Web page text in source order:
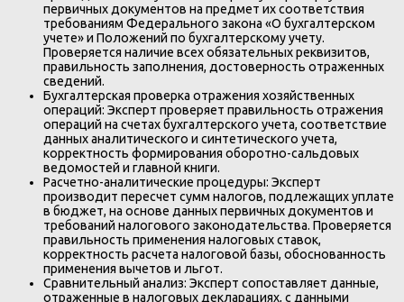
первичных документов на предмет их соответствия
требованиям Федерального закона «О бухгалтерском
учете» и Положений по бухгалтерскому учету.
Проверяется наличие всех обязательных реквизитов,
правильность заполнения, достоверность отраженных
сведений.
Бухгалтерская проверка отражения хозяйственных
операций: Эксперт проверяет правильность отражения
операций на счетах бухгалтерского учета, соответствие
данных аналитического и синтетического учета,
корректность формирования оборотно-сальдовых
ведомостей и главной книги.
Расчетно-аналитические процедуры: Эксперт
производит пересчет сумм налогов, подлежащих уплате
в бюджет, на основе данных первичных документов и
требований налогового законодательства. Проверяется
правильность применения налоговых ставок,
корректность расчета налоговой базы, обоснованность
применения вычетов и льгот.
Сравнительный анализ: Эксперт сопоставляет данные,
отраженные в налоговых декларациях, с данными